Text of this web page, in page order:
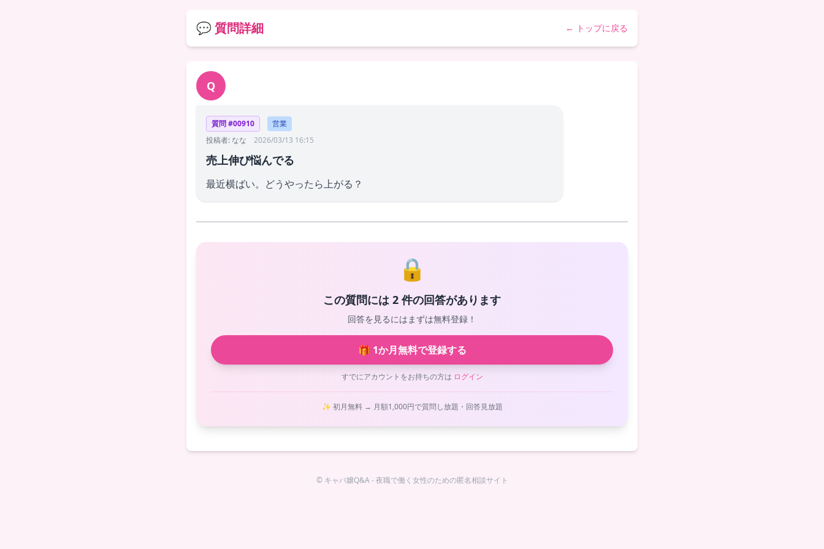
💬 質問詳細 ← トップに戻る
Q
質問 #00910
営業
投稿者: なな
2026/03/13 16:15
売上伸び悩んでる
最近横ばい。どうやったら上がる？
🔒
この質問には 2 件の回答があります
回答を見るにはまずは無料登録！
🎁 1か月無料で登録する
すでにアカウントをお持ちの方は ログイン
✨ 初月無料 → 月額1,000円で質問し放題・回答見放題
© キャバ嬢Q&A - 夜職で働く女性のための匿名相談サイト